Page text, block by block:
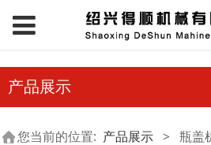
产品展示
您当前的位置: 产品展示 > 瓶盖